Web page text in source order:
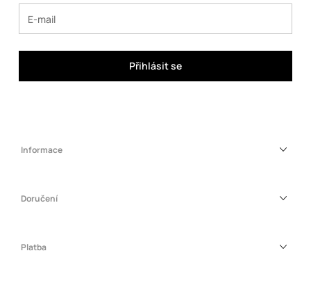
Přihlásit se
Informace
Doručení
Platba